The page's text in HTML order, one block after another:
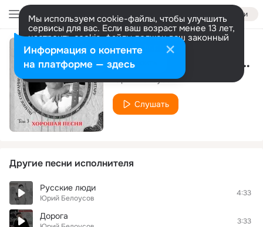
Войти
Мы используем cookie-файлы, чтобы улучшить
сервисы для вас. Если ваш возраст менее 13 лет,
настроить cookie-файлы должен ваш законный
представитель. Больше информации
Разрешить все Настроить Белый лебедь,черный дельфин
Юрий Белоусов
Слушать
Другие песни исполнителя
Русские люди
Юрий Белоусов
4:33
Дорога 3:33
Информация о контенте
на платформе — здесь